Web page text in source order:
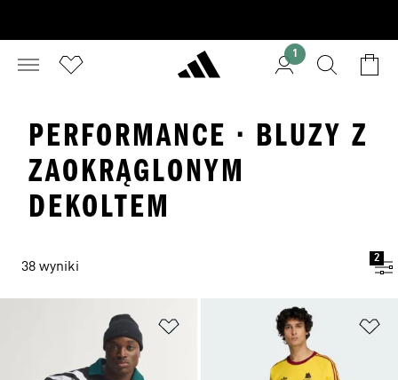
1
PERFORMANCE · BLUZY Z
ZAOKRĄGLONYM
DEKOLTEM
38 wyniki
2
Dodaj do listy życzeń